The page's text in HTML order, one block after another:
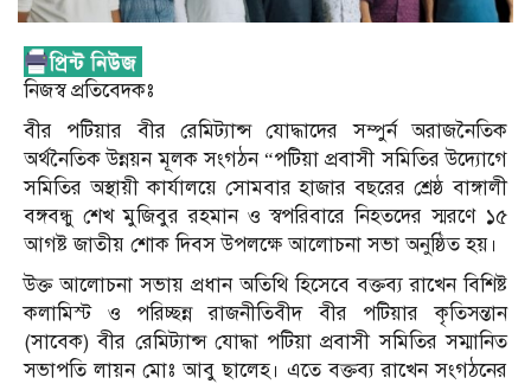
নিজস্ব প্রতিবেদকঃ
বীর পটিয়ার বীর রেমিট্যান্স যোদ্ধাদের সম্পুর্ন অরাজনৈতিক
অর্থনৈতিক উন্নয়ন মূলক সংগঠন “পটিয়া প্রবাসী সমিতির উদ্যোগে
সমিতির অস্থায়ী কার্যালয়ে সোমবার হাজার বছরের শ্রেষ্ঠ বাঙ্গালী
বঙ্গবন্ধু শেখ মুজিবুর রহমান ও স্বপরিবারে নিহতদের স্মরণে ১৫
আগষ্ট জাতীয় শোক দিবস উপলক্ষে আলোচনা সভা অনুষ্ঠিত হয়।
উক্ত আলোচনা সভায় প্রধান অতিথি হিসেবে বক্তব্য রাখেন বিশিষ্ট
কলামিস্ট ও পরিচ্ছন্ন রাজনীতিবীদ বীর পটিয়ার কৃতিসন্তান
(সাবেক) বীর রেমিট্যান্স যোদ্ধা পটিয়া প্রবাসী সমিতির সম্মানিত
সভাপতি লায়ন মোঃ আবু ছালেহ। এতে বক্তব্য রাখেন সংগঠনের